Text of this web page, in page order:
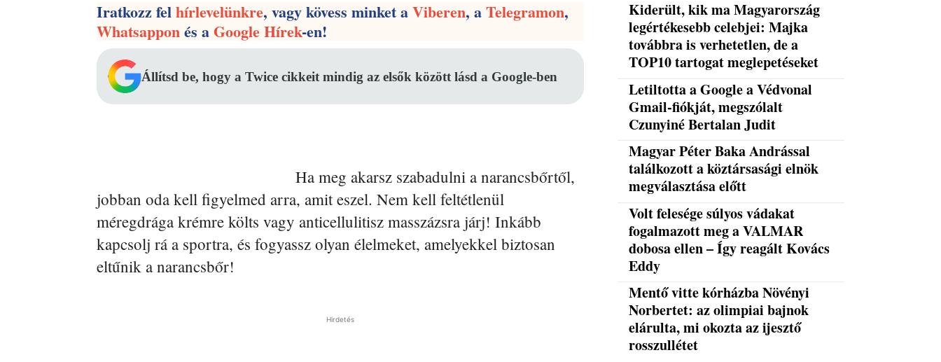
Iratkozz felhírlevelünkre, vagy kövess minket aViberen, aTelegramon,
Whatsapponés aGoogle Hírek-en!
Állítsd be, hogy a Twice cikkeit mindig az elsők között lásd a Google-ben
Ha meg akarsz szabadulni a narancsbőrtől,
jobban oda kell figyelmed arra, amit eszel. Nem kell feltétlenül
méregdrága krémre költs vagy anticellulitisz masszázsra járj! Inkább
kapcsolj rá a sportra, és fogyassz olyan élelmeket, amelyekkel biztosan
eltűnik a narancsbőr!
Hirdetés
Kiderült, kik ma Magyarország
legértékesebb celebjei: Majka
továbbra is verhetetlen, de a
TOP10 tartogat meglepetéseket
Letiltotta a Google a Védvonal
Gmail-fiókját, megszólalt
Czunyiné Bertalan Judit
Magyar Péter Baka Andrással
találkozott a köztársasági elnök
megválasztása előtt
Volt felesége súlyos vádakat
fogalmazott meg a VALMAR
dobosa ellen – Így reagált Kovács
Eddy
Mentő vitte kórházba Növényi
Norbertet: az olimpiai bajnok
elárulta, mi okozta az ijesztő
rosszullétet